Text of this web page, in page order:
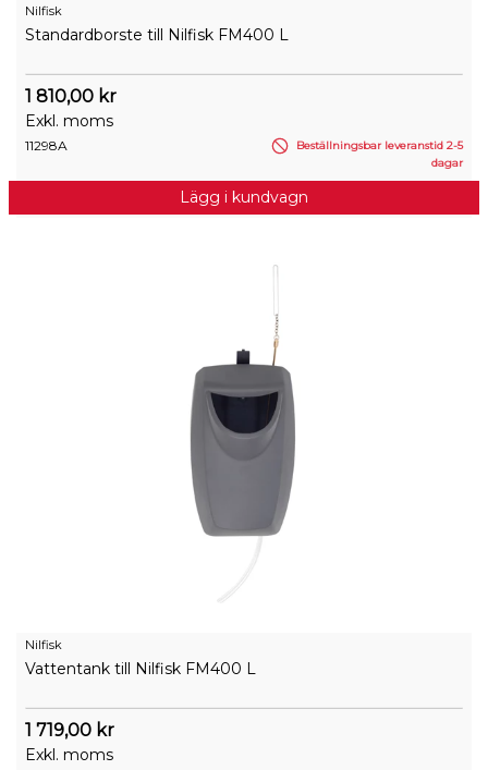
Nilfisk
Standardborste till Nilfisk FM400 L
1 810,00 kr
Exkl. moms
11298A
Beställningsbar leveranstid 2-5
dagar
Lägg i kundvagn
Nilfisk
Vattentank till Nilfisk FM400 L
1 719,00 kr
Exkl. moms